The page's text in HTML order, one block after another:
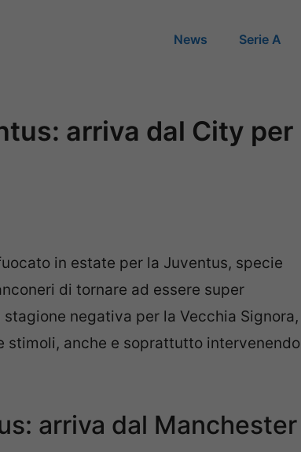
News Serie A
arriva dal City per
in estate per la Juventus, specie
di tornare ad essere super
negativa per la Vecchia Signora,
stimoli, anche e soprattutto intervenendo
arriva dal Manchester